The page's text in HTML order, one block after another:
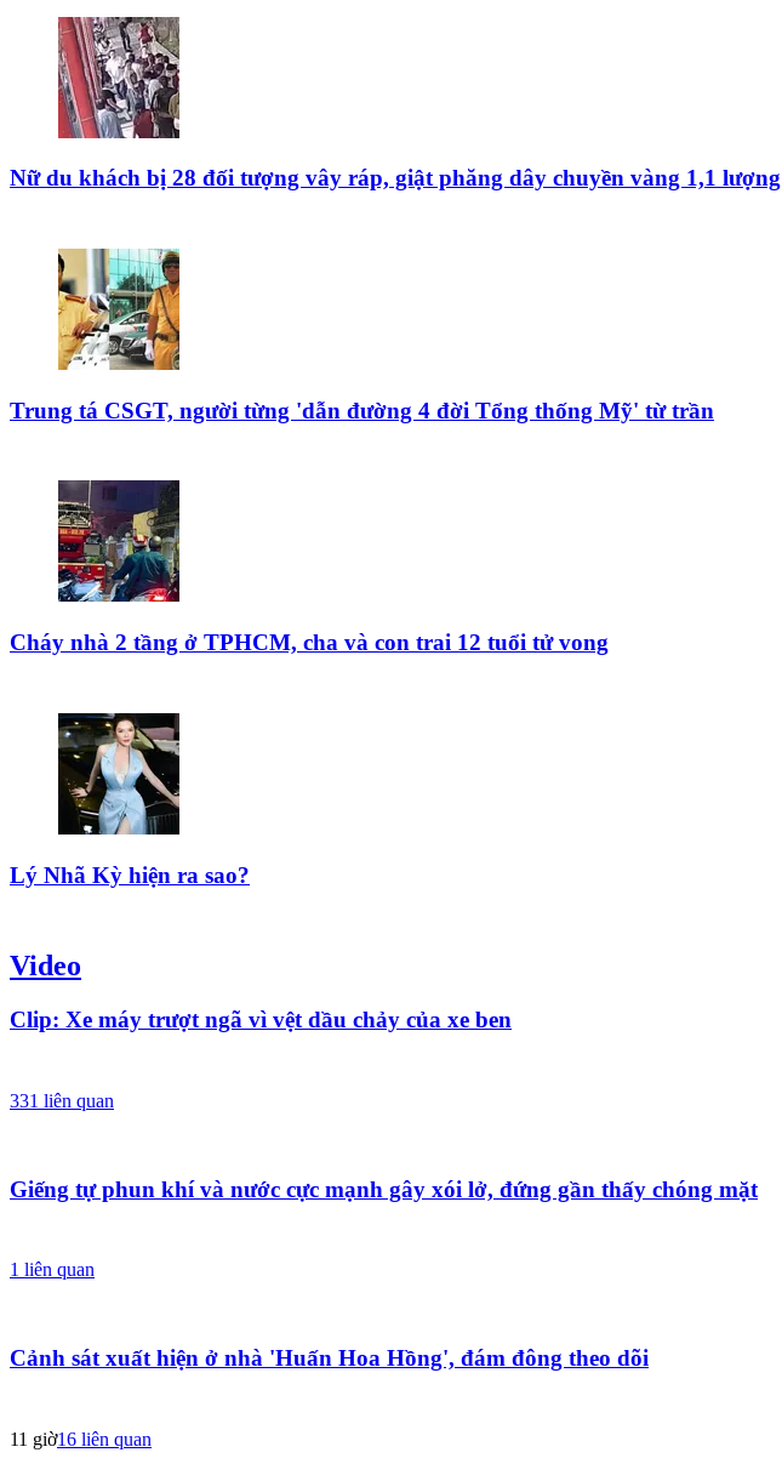
Nữ du khách bị 28 đối tượng vây ráp, giật phăng dây chuyền vàng 1,1 lượng
Trung tá CSGT, người từng 'dẫn đường 4 đời Tổng thống Mỹ' từ trần
Cháy nhà 2 tầng ở TPHCM, cha và con trai 12 tuổi tử vong
Lý Nhã Kỳ hiện ra sao?
Video
Clip: Xe máy trượt ngã vì vệt dầu chảy của xe ben
331 liên quan
Giếng tự phun khí và nước cực mạnh gây xói lở, đứng gần thấy chóng mặt
1 liên quan
Cảnh sát xuất hiện ở nhà 'Huấn Hoa Hồng', đám đông theo dõi
11 giờ16 liên quan